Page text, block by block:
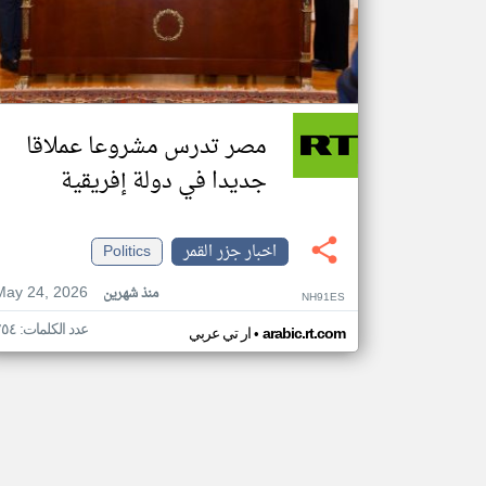
مصر تدرس مشروعا عملاقا
جديدا في دولة إفريقية
اخبار جزر القمر
Politics
24, 2026
منذ شهرين NH91ES
ار تي عربي• arabic.rt.com عدد الكلمات: ٢٥٤